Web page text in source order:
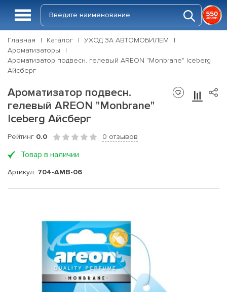
Главная Каталог
УХОД ЗА АВТОМОБИЛЕМ
Ароматизаторы
Ароматизатор подвесн. гелевый AREON "Monbrane" Iceberg
Айсберг
Ароматизатор подвесн.
гелевый AREON "Monbrane"
Iceberg Айсберг
Рейтинг 0.0 0 отзывов
Товар в наличии
Артикул: 704-AMB-06